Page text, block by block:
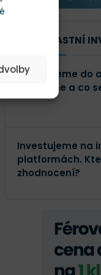
NAŠE VLASTNÍ
Investujeme do
kupujeme a co
Investujeme na
platformách.
zhodnocení?